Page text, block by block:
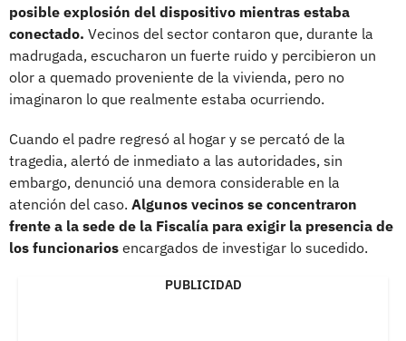
posible explosión del dispositivo mientras estaba
conectado. Vecinos del sector contaron que, durante la
madrugada, escucharon un fuerte ruido y percibieron un
olor a quemado proveniente de la vivienda, pero no
imaginaron lo que realmente estaba ocurriendo.
Cuando el padre regresó al hogar y se percató de la
tragedia, alertó de inmediato a las autoridades, sin
embargo, denunció una demora considerable en la
atención del caso. Algunos vecinos se concentraron
frente a la sede de la Fiscalía para exigir la presencia de
los funcionarios encargados de investigar lo sucedido.
PUBLICIDAD